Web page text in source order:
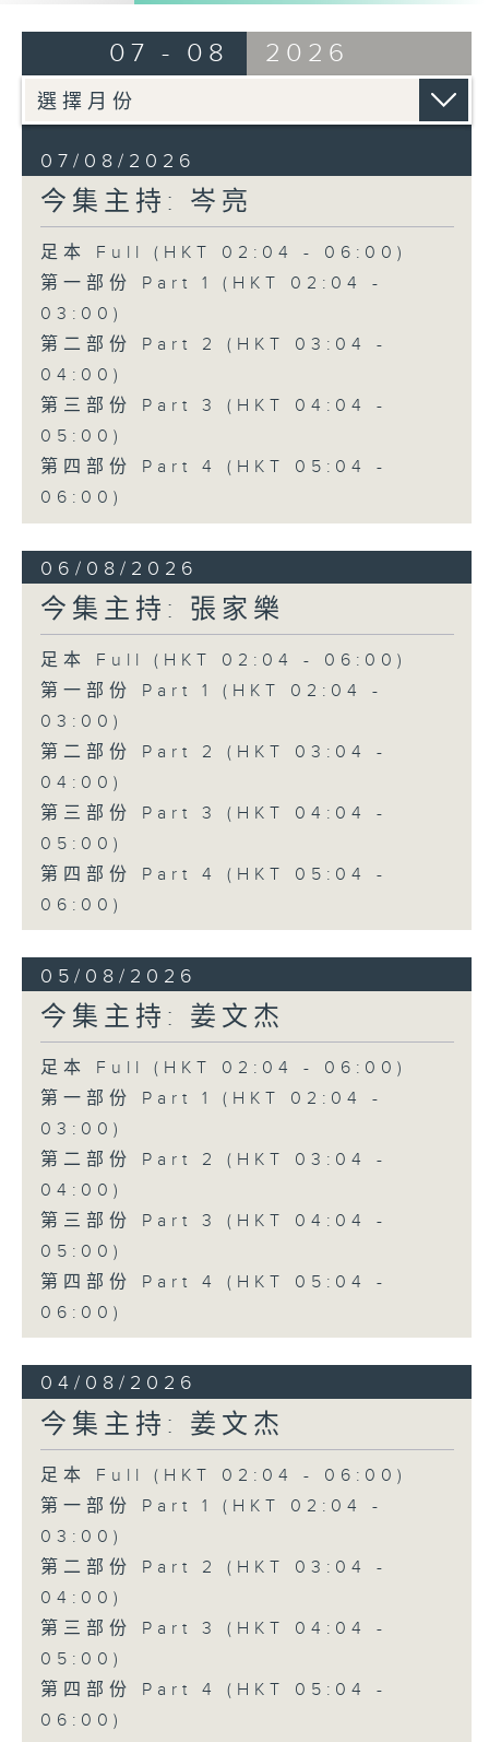
07 - 08 2026
07/08/2026
今集主持: 岑亮
足本 Full (HKT 02:04 - 06:00)
第一部份 Part 1 (HKT 02:04 -
03:00)
第二部份 Part 2 (HKT 03:04 -
04:00)
第三部份 Part 3 (HKT 04:04 -
05:00)
第四部份 Part 4 (HKT 05:04 -
06:00)
06/08/2026
今集主持: 張家樂
足本 Full (HKT 02:04 - 06:00)
第一部份 Part 1 (HKT 02:04 -
03:00)
第二部份 Part 2 (HKT 03:04 -
04:00)
第三部份 Part 3 (HKT 04:04 -
05:00)
第四部份 Part 4 (HKT 05:04 -
06:00)
05/08/2026
今集主持: 姜文杰
足本 Full (HKT 02:04 - 06:00)
第一部份 Part 1 (HKT 02:04 -
03:00)
第二部份 Part 2 (HKT 03:04 -
04:00)
第三部份 Part 3 (HKT 04:04 -
05:00)
第四部份 Part 4 (HKT 05:04 -
06:00)
04/08/2026
今集主持: 姜文杰
足本 Full (HKT 02:04 - 06:00)
第一部份 Part 1 (HKT 02:04 -
03:00)
第二部份 Part 2 (HKT 03:04 -
04:00)
第三部份 Part 3 (HKT 04:04 -
05:00)
第四部份 Part 4 (HKT 05:04 -
06:00)